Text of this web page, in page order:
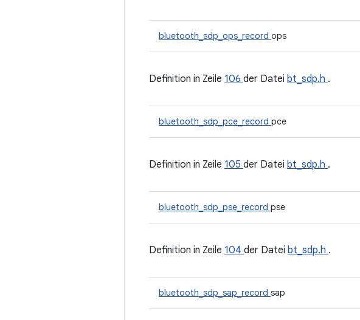
bluetooth_sdp_ops_record ops
Definition in Zeile 106 der Datei bt_sdp.h .
bluetooth_sdp_pce_record pce
Definition in Zeile 105 der Datei bt_sdp.h .
bluetooth_sdp_pse_record pse
Definition in Zeile 104 der Datei bt_sdp.h .
bluetooth_sdp_sap_record sap